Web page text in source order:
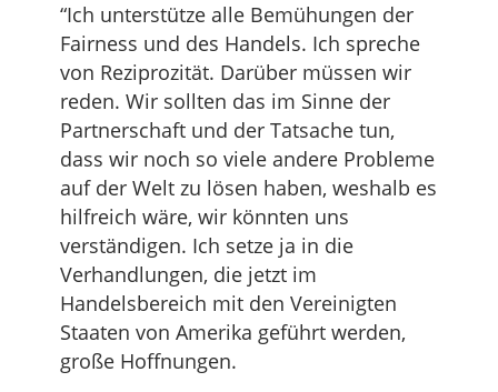
“Ich unterstütze alle Bemühungen der
Fairness und des Handels. Ich spreche
von Reziprozität. Darüber müssen wir
reden. Wir sollten das im Sinne der
Partnerschaft und der Tatsache tun,
dass wir noch so viele andere Probleme
auf der Welt zu lösen haben, weshalb es
hilfreich wäre, wir könnten uns
verständigen. Ich setze ja in die
Verhandlungen, die jetzt im
Handelsbereich mit den Vereinigten
Staaten von Amerika geführt werden,
große Hoffnungen.